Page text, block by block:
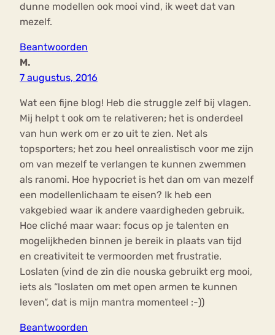
dunne modellen ook mooi vind, ik weet dat van
mezelf.
Beantwoorden
M.
7 augustus, 2016
Wat een fijne blog! Heb die struggle zelf bij vlagen.
Mij helpt t ook om te relativeren; het is onderdeel
van hun werk om er zo uit te zien. Net als
topsporters; het zou heel onrealistisch voor me zijn
om van mezelf te verlangen te kunnen zwemmen
als ranomi. Hoe hypocriet is het dan om van mezelf
een modellenlichaam te eisen? Ik heb een
vakgebied waar ik andere vaardigheden gebruik.
Hoe cliché maar waar: focus op je talenten en
mogelijkheden binnen je bereik in plaats van tijd
en creativiteit te vermoorden met frustratie.
Loslaten (vind de zin die nouska gebruikt erg mooi,
iets als “loslaten om met open armen te kunnen
leven”, dat is mijn mantra momenteel :-))
Beantwoorden